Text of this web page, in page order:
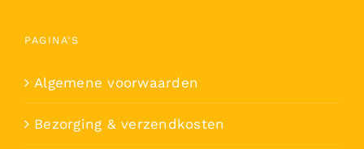
PAGINA’S
Algemene voorwaarden
Bezorging & verzendkosten